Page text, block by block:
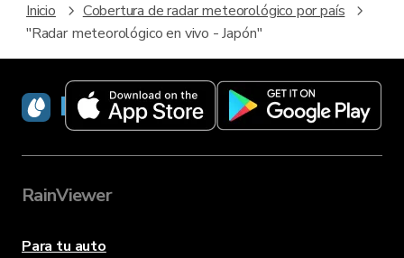
Inicio
Cobertura de radar meteorológico por país
"Radar meteorológico en vivo - Japón"
RainViewer
RainViewer
Para tu auto